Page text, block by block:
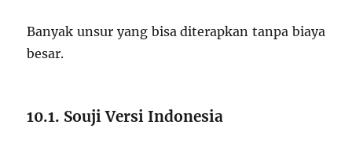
Banyak unsur yang bisa diterapkan tanpa biaya
besar.
10.1. Souji Versi Indonesia